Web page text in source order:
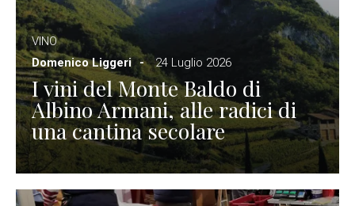
VINO
Domenico Liggeri
24 Luglio 2026
I vini del Monte Baldo di
Albino Armani, alle radici di
una cantina secolare